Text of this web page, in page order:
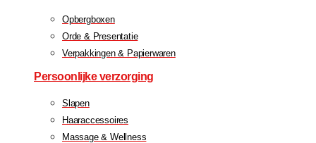
Opbergboxen
Orde & Presentatie
Verpakkingen & Papierwaren
Persoonlijke verzorging
Slapen
Haaraccessoires
Massage & Wellness